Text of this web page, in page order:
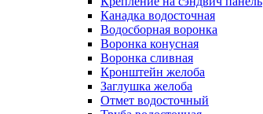
Канадка водосточная
Водосборная воронка
Воронка конусная
Воронка сливная
Кронштейн желоба
Заглушка желоба
Отмет водосточный